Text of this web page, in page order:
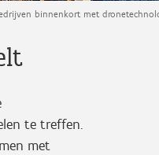
binnenkort met
te treffen.
met